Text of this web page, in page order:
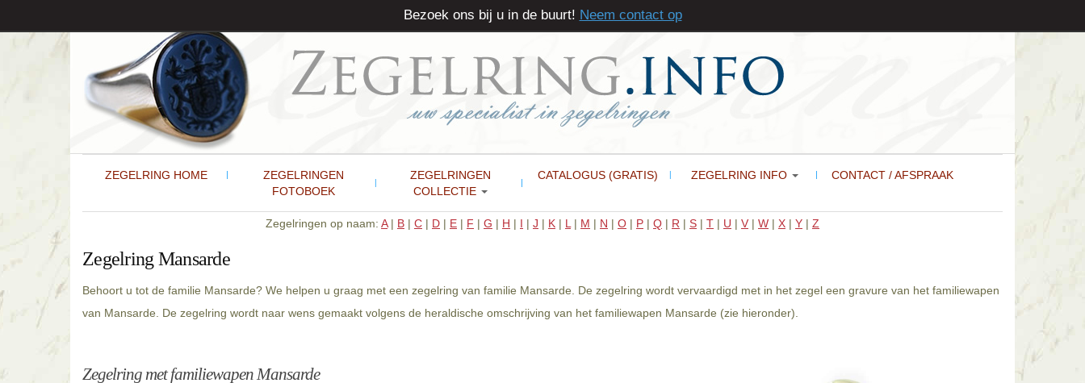
ZEGELRING HOME
ZEGELRINGEN
FOTOBOEK
ZEGELRINGEN
COLLECTIE
CATALOGUS (GRATIS) ZEGELRING INFO CONTACT / AFSPRAAK
Zegelringen op naam: A| B | C | D | E | F | G | H | I | J | K | L | M | N | O | P | Q | R | S | T | U | V | W | X | Y | Z
Zegelring Mansarde
Behoort u tot de familie Mansarde? We helpen u graag met een zegelring van familie Mansarde. De zegelring wordt vervaardigd met in het zegel een gravure van het familiewapen
van Mansarde. De zegelring wordt naar wens gemaakt volgens de heraldische omschrijving van het familiewapen Mansarde (zie hieronder).
Zegelring met familiewapen Mansarde
Bezoek ons bij u in de buurt! Neem contact op